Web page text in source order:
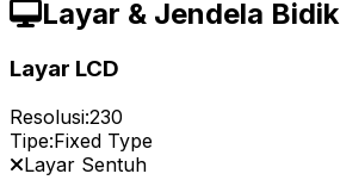
Layar & Jendela Bidik
Layar LCD
Resolusi:230
Tipe:Fixed Type
Layar Sentuh